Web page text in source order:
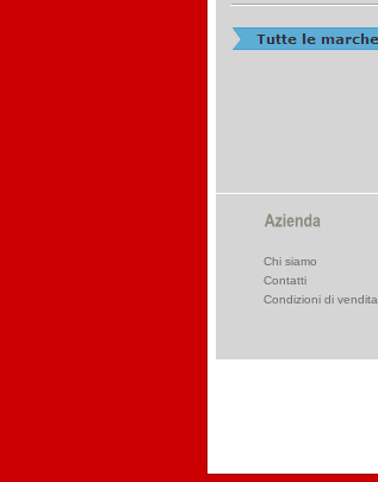
Chi siamo
Contatti
Condizioni di vendita